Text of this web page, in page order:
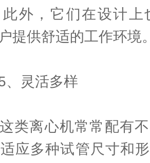
外，它们在设计
提供舒适的工作环境
灵活多样
离心机常常配有不
应多种试管尺寸和